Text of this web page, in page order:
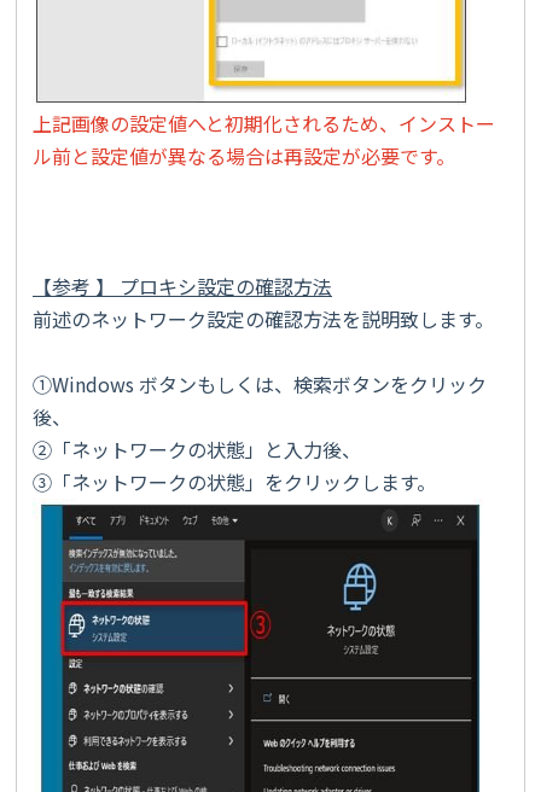
上記画像の設定値へと初期化されるため、インストー
ル前と設定値が異なる場合は再設定が必要です。
【参考 】 プロキシ設定の確認方法
前述のネットワーク設定の確認方法を説明致します。
①Windows ボタンもしくは、検索ボタンをクリック
後、
②「ネットワークの状態」と入力後、
③「ネットワークの状態」をクリックします。